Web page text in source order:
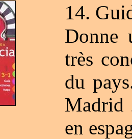
14.
Donne
très
du
Madrid
en